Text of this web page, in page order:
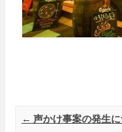
Post navigation
← 声かけ事案の発生